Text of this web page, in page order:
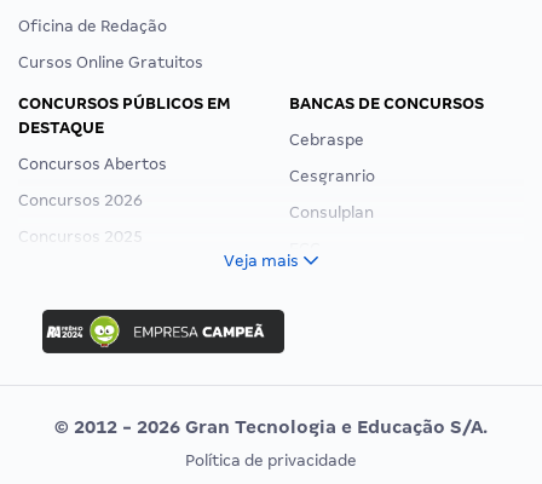
Oficina de Redação
Cursos Online Gratuitos
CONCURSOS PÚBLICOS EM
DESTAQUE
Concursos Abertos
Concursos 2026
Concursos 2025
Concurso Ibama
Concurso MPU
Editais publicados
BANCAS DE CONCURSOS
Cebraspe
Cesgranrio
Consulplan
Vunesp
CONCURSOS POR PROFISSÃO EXAME DE ORDEM
Veja mais
© 2012 - 2026 Gran Tecnologia e Educação S/A.
Política de privacidade